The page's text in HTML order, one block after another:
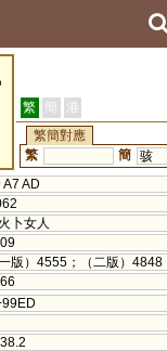
繁 簡 港
繁簡對應
繁
簡 骇
A7 AD
卜女人
一版）4555；（二版）4848